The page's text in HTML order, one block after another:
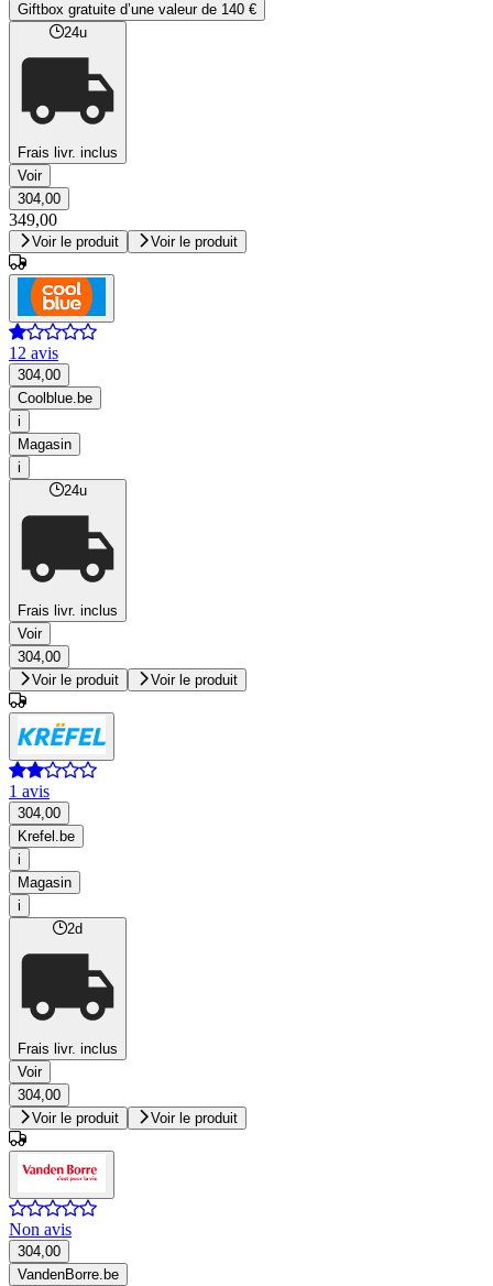
Giftbox gratuite d’une valeur de 140 €
24u
Frais livr. inclus
Voir
304,00
349,00
Voir le produit Voir le produit
12 avis
304,00
Coolblue.be
i
Magasin
i
24u
Frais livr. inclus
Voir
304,00
Voir le produit
Voir le produit
1 avis
304,00
Krefel.be
i
Magasin
i
2d
Frais livr. inclus
Voir
304,00
Voir le produit
Voir le produit
Non avis
304,00
VandenBorre.be